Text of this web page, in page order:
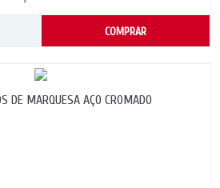
COMPRAR
DE MARQUESA AÇO CROMADO